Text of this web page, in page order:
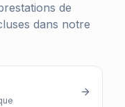
de
dans notre